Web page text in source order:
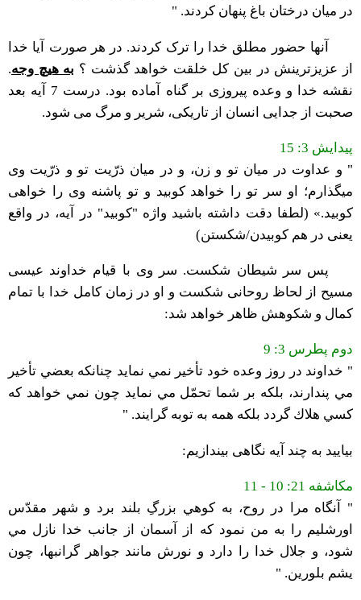
در ميان درختان باغ پنهان كردند. "
آنها حضور مطلق خدا را ترک کردند. در هر صورت آیا خدا
از عزیزترینش در بین کل خلقت خواهد گذشت ؟ به هیچ وجه.
نقشه خدا و وعده پیروزی بر گناه آماده بود. درست 7 آیه بعد
صحبت از جدایی انسان از تاریکی، شریر و مرگ می شود.
پیدایش 3: 15
" و عداوت در ميان تو و زن، و در ميان ذرّيت تو و ذرّيت وى
میگذارم؛ او سر تو را خواهد كوبيد و تو پاشنه وى را خواهى
كوبيد.» (لطفا دقت داشته باشید واژه "کوبید" در آیه، در واقع
یعنی در هم کوبیدن/شکستن)
پس سر شیطان شکست. سر وی با قیام خداوند عیسی
مسیح از لحاظ روحانی شکست و او در زمان کامل خدا با تمام
کمال و شکوهش ظاهر خواهد شد:
دوم پطرس 3: 9
" خداوند در روز وعده خود تأخير نمي نمايد چنانكه بعضي تأخير
مي پندارند، بلكه بر شما تحمّل مي نمايد چون نمي خواهد كه
كسي هلاك گردد بلكه همه به توبه گرايند. "
بیایید به چند آیه نگاهی بیندازیم:
مکاشفه 21: 10 - 11
" آنگاه مرا در روح، به كوهي بزرگِ بلند برد و شهر مقدّس
اورشليم را به من نمود كه از آسمان از جانب خدا نازل مي
شود، و جلال خدا را دارد و نورش مانند جواهر گرانبها، چون
يشم بلورين. "